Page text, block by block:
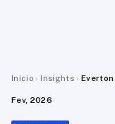
Início › Insights ›
Fev, 2026